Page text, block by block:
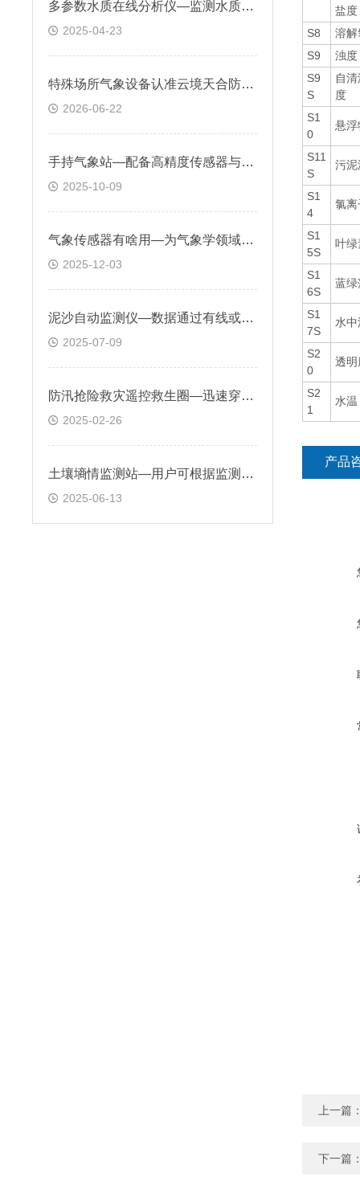
多参数水质在线分析仪—监测水质环境确保养殖环境适宜，提高产量和质量
2025-04-23
特殊场所气象设备认准云境天合防爆气象站！守护石化/煤矿/危化仓储安全运行
2026-06-22
手持气象站—配备高精度传感器与显示屏，支持数据实时显示与存储
2025-10-09
气象传感器有啥用—为气象学领域提供同步监测多种气象要素的能力
2025-12-03
泥沙自动监测仪—数据通过有线或无线方式传输，便于远程监控与分析
2025-07-09
防汛抢险救灾遥控救生圈—迅速穿越复杂的水域环境，精准抵达被困人员身边
2025-02-26
土壤墒情监测站—用户可根据监测数据，科学制定灌溉计划
2025-06-13
盐度
S8
溶解
S9
浊度
S9
S
自
度
S1
0
悬浮
S11
S
污泥
S1
4
氯离
S1
5S
叶绿
S1
6S
蓝绿
S1
7S
水中
S2
0
透明
S2
1
水温
产品
上一篇
下一篇